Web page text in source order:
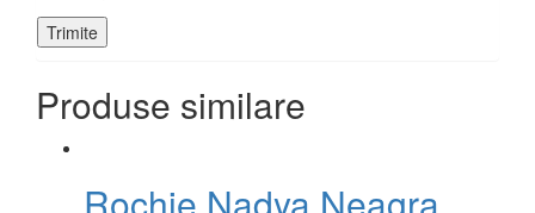
Produse similare